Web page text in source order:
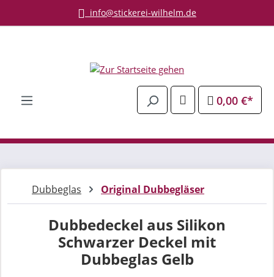
Zum Hauptinhalt springeninfo@stickerei-wilhelm.de
0,00 €*
Dubbeglas Original Dubbegläser
Dubbedeckel aus Silikon
Schwarzer Deckel mit
Dubbeglas Gelb